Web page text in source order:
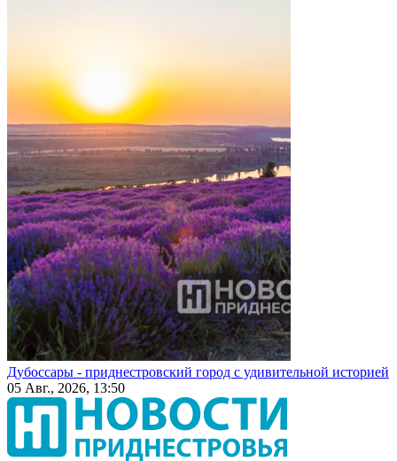
Дубоссары - приднестровский город с удивительной историей
05 Авг., 2026, 13:50